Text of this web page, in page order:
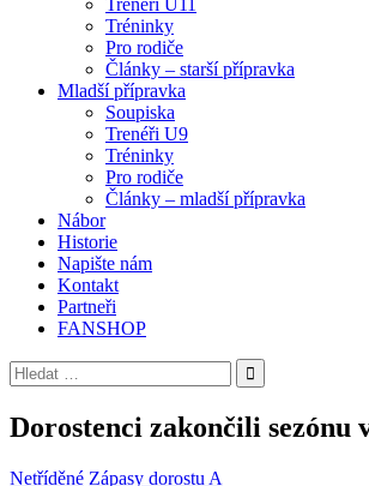
Tréninky
Pro rodiče
Články – starší přípravka
Mladší přípravka
Soupiska
Trenéři U9
Tréninky
Pro rodiče
Články – mladší přípravka
Nábor
Historie
Napište nám
Kontakt
Partneři
FANSHOP
Vyhledávání
Dorostenci zakončili sezónu
Netříděné Zápasy dorostu A